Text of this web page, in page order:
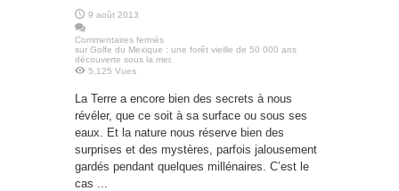
9 août 2013
Commentaires fermés
sur Golfe du Mexique : une forêt vieille de 50 000 ans
découverte sous la mer.
5,125 Vues
La Terre a encore bien des secrets à nous
révéler, que ce soit à sa surface ou sous ses
eaux. Et la nature nous réserve bien des
surprises et des mystères, parfois jalousement
gardés pendant quelques millénaires. C’est le
cas ...